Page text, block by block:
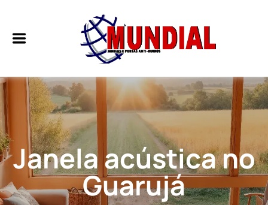
Janela acústica no
Guarujá